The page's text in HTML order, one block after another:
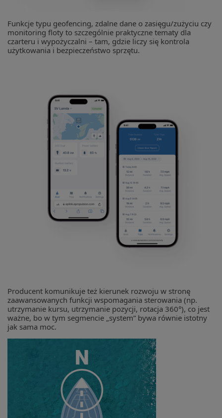
Funkcje typu geofencing, zdalne dane o zasięgu/zużyciu czy
monitoring floty to szczególnie praktyczne tematy dla
czarteru i wypożyczalni – tam, gdzie liczy się kontrola
użytkowania i bezpieczeństwo sprzętu.
Producent komunikuje też kierunek rozwoju w stronę
zaawansowanych funkcji wspomagania sterowania (np.
utrzymanie kursu, utrzymanie pozycji, rotacja 360°), co jest
ważne, bo w tym segmencie „system” bywa równie istotny
jak sama moc.